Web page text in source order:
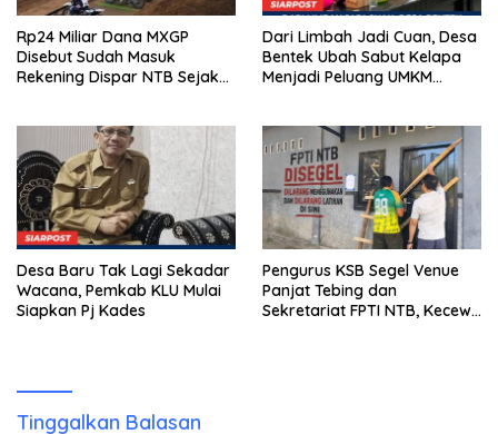
Rp24 Miliar Dana MXGP
Disebut Sudah Masuk
Rekening Dispar NTB Sejak
Dari Limbah Jadi Cuan, Desa
Bentek Ubah Sabut Kelapa
Menjadi Peluang UMKM
Desa Baru Tak Lagi Sekadar
Wacana, Pemkab KLU Mulai
Siapkan Pj Kades
Pengurus KSB Segel Venue
Panjat Tebing dan
Sekretariat FPTI NTB, Kecewa
Tinggalkan Balasan